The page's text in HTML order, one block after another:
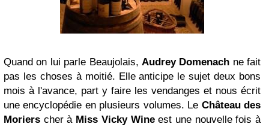
Quand on lui parle Beaujolais, Audrey Domenach ne fait
pas les choses à moitié. Elle anticipe le sujet deux bons
mois à l'avance, part y faire les vendanges et nous écrit
une encyclopédie en plusieurs volumes. Le Château des
Moriers cher à Miss Vicky Wineest une nouvelle fois à